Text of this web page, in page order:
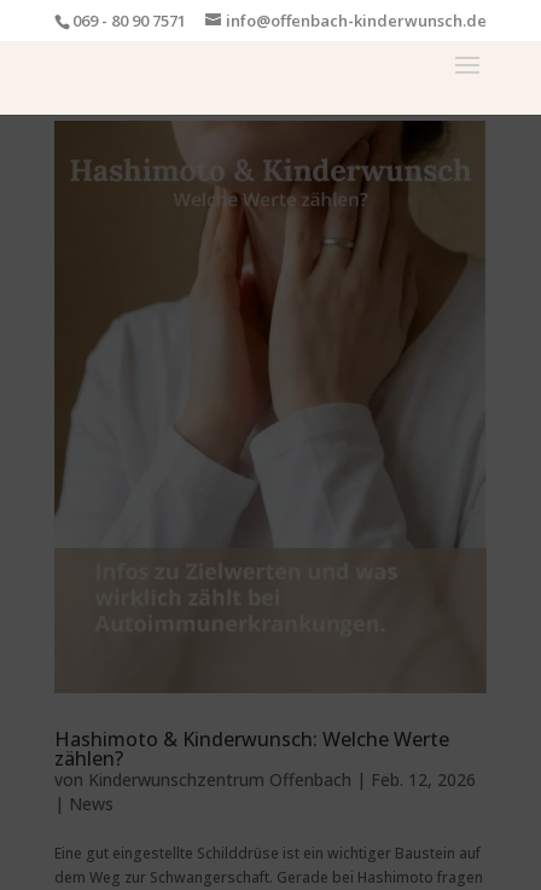
069 - 80 90 7571 info@offenbach-kinderwunsch.de
Hashimoto & Kinderwunsch: Welche Werte
zählen?
von Kinderwunschzentrum Offenbach | Feb. 12, 2026
| News
Eine gut eingestellte Schilddrüse ist ein wichtiger Baustein auf
dem Weg zur Schwangerschaft. Gerade bei Hashimoto fragen